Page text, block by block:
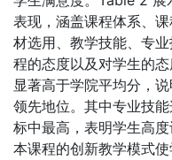
表现，涵盖课程体系、
材选用、教学技能、专
程的态度以及对学生的
显著高于学院平均分，
领先地位。其中专业技
标中最高，表明学生高
本课程的创新教学模式